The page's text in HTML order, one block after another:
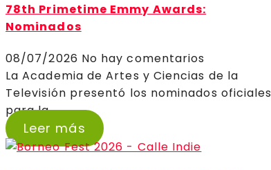
78th Primetime Emmy Awards:
Nominados
08/07/2026 No hay comentarios
La Academia de Artes y Ciencias de la
Televisión presentó los nominados oficiales
para la...
Leer más